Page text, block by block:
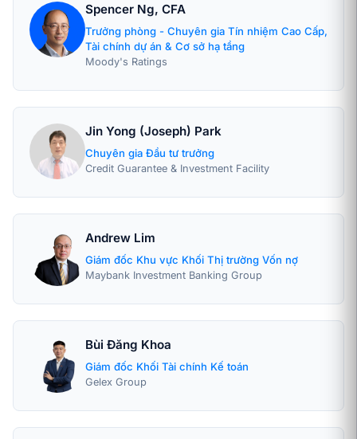
Spencer Ng, CFA
Trưởng phòng - Chuyên gia Tín nhiệm Cao Cấp,
Tài chính dự án & Cơ sở hạ tầng
Moody's Ratings
Jin Yong (Joseph) Park
Chuyên gia Đầu tư trưởng
Credit Guarantee & Investment Facility
Andrew Lim
Giám đốc Khu vực Khối Thị trường Vốn nợ
Maybank Investment Banking Group
Bùi Đăng Khoa
Giám đốc Khối Tài chính Kế toán
Gelex Group